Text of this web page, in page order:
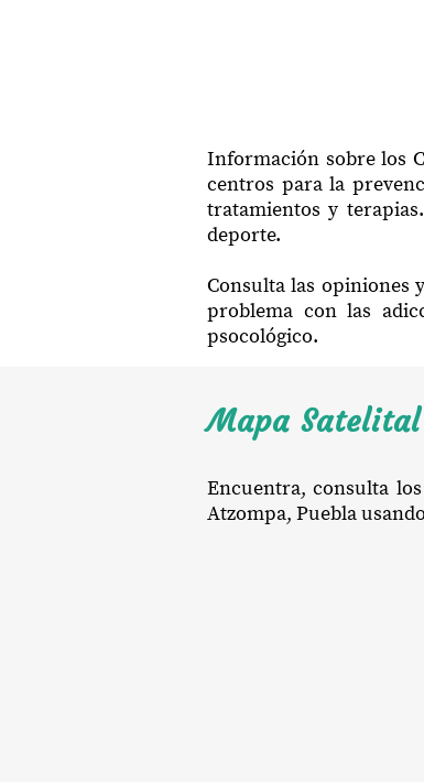
Información sobre los
centros para la
tratamientos y
deporte.
Consulta las opiniones
problema con las
psocológico.
Mapa
Encuentra, consulta
Atzompa, Puebla